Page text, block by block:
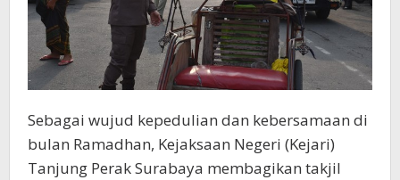
Sebagai wujud kepedulian dan kebersamaan di
bulan Ramadhan, Kejaksaan Negeri (Kejari)
Tanjung Perak Surabaya membagikan takjil